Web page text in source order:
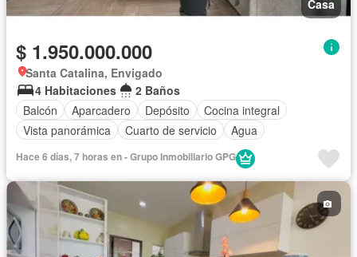
Casa
$ 1.950.000.000
Santa Catalina, Envigado
4 Habitaciones
2 Baños
Balcón
Aparcadero Depósito
Cocina integral
Vista panorámica
Cuarto de servicio Agua
Hace 6 días, 7 horas en - Grupo Inmobiliario GPG